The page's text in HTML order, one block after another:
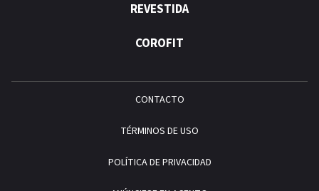
REVESTIDA
COROFIT
CONTACTO
TÉRMINOS DE USO
POLÍTICA DE PRIVACIDAD